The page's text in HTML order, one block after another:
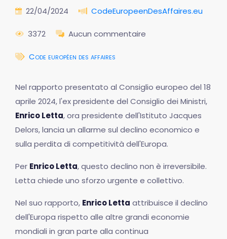
22/04/2024 CodeEuropeenDesAffaires.eu
3372 Aucun commentaire
Code européen des affaires
Nel rapporto presentato al Consiglio europeo del 18
aprile 2024, l'ex presidente del Consiglio dei Ministri,
Enrico Letta, ora presidente dell'Istituto Jacques
Delors, lancia un allarme sul declino economico e
sulla perdita di competitività dell'Europa.
Per Enrico Letta, questo declino non è irreversibile.
Letta chiede uno sforzo urgente e collettivo.
Nel suo rapporto, Enrico Letta attribuisce il declino
dell'Europa rispetto alle altre grandi economie
mondiali in gran parte alla continua